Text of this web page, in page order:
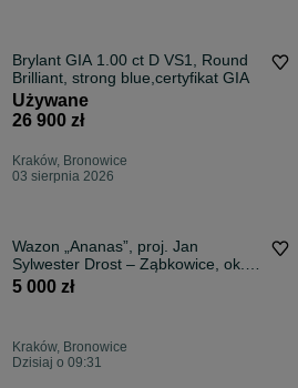
Brylant GIA 1.00 ct D VS1, Round
Brilliant, strong blue,certyfikat GIA
Używane
26 900 zł
Kraków, Bronowice
03 sierpnia 2026
Wazon „Ananas”, proj. Jan
Sylwester Drost – Ząbkowice, ok.
1976 r.
5 000 zł
Kraków, Bronowice
Dzisiaj o 09:31